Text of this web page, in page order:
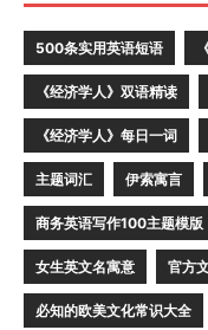
500条实用英语短语
《经济学人》双语精读
《经济学人》每日一词
主题词汇 伊索寓言
商务英语写作100主题模版
女生英文名寓意 官方
必知的欧美文化常识大全